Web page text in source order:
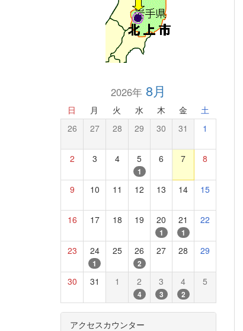
2026年8月
日 月 火 水 木 金 土
26 27 28 29 30 31 1
2 3 4 5
1
6 7 8
9 10 11 12 13 14 15
16 17 18 19 20
1
21
1
22
23 24
1
25 26
2
27 28 29
30 31 1 2
4
3
3
4
2
5
アクセスカウンター